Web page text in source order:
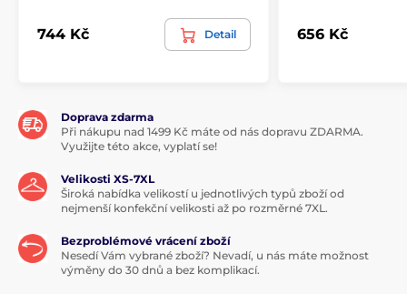
744 Kč Detail 656 Kč
Doprava zdarma
Při nákupu nad 1499 Kč máte od nás dopravu ZDARMA.
Využijte této akce, vyplatí se!
Velikosti XS-7XL
Široká nabídka velikostí u jednotlivých typů zboží od
nejmenší konfekční velikosti až po rozměrné 7XL.
Bezproblémové vrácení zboží
Nesedí Vám vybrané zboží? Nevadí, u nás máte možnost
výměny do 30 dnů a bez komplikací.